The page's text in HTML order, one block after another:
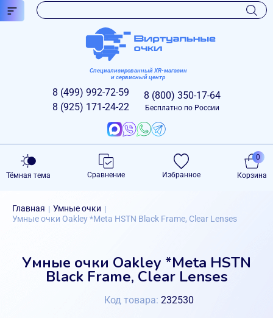
Специализированный XR-магазин
и сервисный центр
8 (499) 992-72-59
8 (925) 171-24-22
8 (800) 350-17-64
Бесплатно по России
Тёмная тема Сравнение Избранное Корзина
0
Главная | Умные очки |
Умные очки Oakley *Meta HSTN Black Frame, Clear Lenses
Умные очки Oakley *Meta HSTN
Black Frame, Clear Lenses
Код товара: 232530